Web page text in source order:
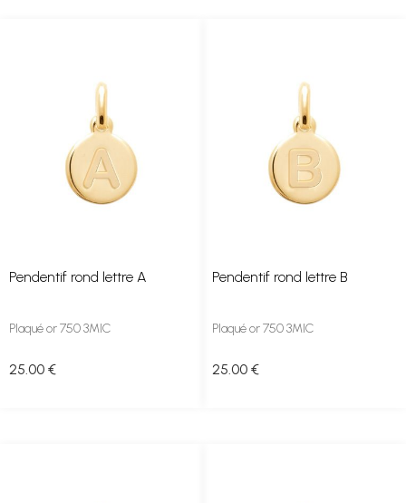
Pendentif rond lettre A
Plaqué or 750 3MIC
25 .00 €
Pendentif rond lettre B
Plaqué or 750 3MIC
25 .00 €